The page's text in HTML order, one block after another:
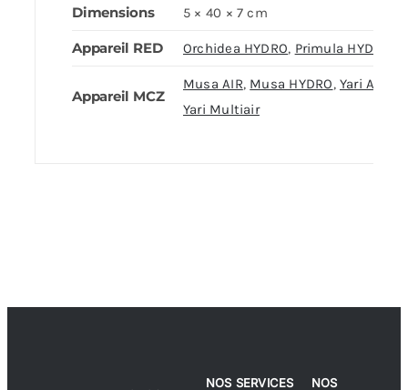
Dimensions 5 × 40 × 7 cm
Appareil RED Orchidea HYDRO, Primula HYDRO
Appareil MCZ
Musa AIR, Musa HYDRO, Yari Air
Yari Multiair
NOS SERVICES NOS